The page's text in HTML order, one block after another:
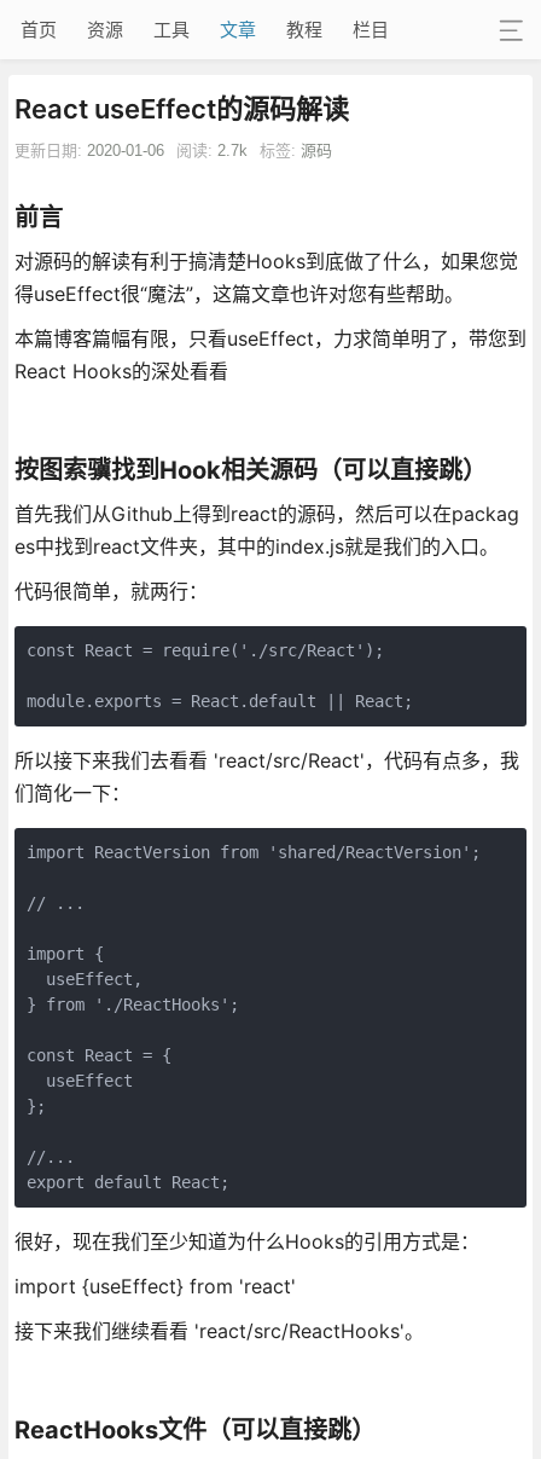
首页 资源 工具 文章 教程 栏目
React useEffect的源码解读
更新日期: 2020-01-06 阅读: 2.7k 标签: 源码
前言
对源码的解读有利于搞清楚Hooks到底做了什么，如果您觉
得useEffect很“魔法”，这篇文章也许对您有些帮助。
本篇博客篇幅有限，只看useEffect，力求简单明了，带您到
React Hooks的深处看看
按图索骥找到Hook相关源码（可以直接跳）
首先我们从Github上得到react的源码，然后可以在packag
es中找到react文件夹，其中的index.js就是我们的入口。
代码很简单，就两行：
const React = require('./src/React');
module.exports = React.default || React;
所以接下来我们去看看 'react/src/React'，代码有点多，我
们简化一下：
import ReactVersion from 'shared/ReactVersion';
// ...
import {
  useEffect,
} from './ReactHooks';
const React = {
  useEffect
};
//...
export default React;
很好，现在我们至少知道为什么Hooks的引用方式是：
import {useEffect} from 'react'
接下来我们继续看看 'react/src/ReactHooks'。
ReactHooks文件（可以直接跳）